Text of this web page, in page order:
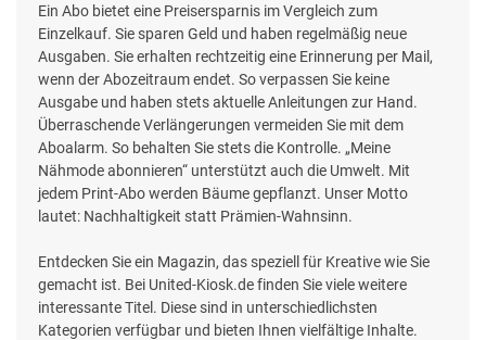
Ein Abo bietet eine Preisersparnis im Vergleich zum
Einzelkauf. Sie sparen Geld und haben regelmäßig neue
Ausgaben. Sie erhalten rechtzeitig eine Erinnerung per Mail,
wenn der Abozeitraum endet. So verpassen Sie keine
Ausgabe und haben stets aktuelle Anleitungen zur Hand.
Überraschende Verlängerungen vermeiden Sie mit dem
Aboalarm. So behalten Sie stets die Kontrolle. „Meine
Nähmode abonnieren“ unterstützt auch die Umwelt. Mit
jedem Print-Abo werden Bäume gepflanzt. Unser Motto
lautet: Nachhaltigkeit statt Prämien-Wahnsinn.
Entdecken Sie ein Magazin, das speziell für Kreative wie Sie
gemacht ist. Bei United-Kiosk.de finden Sie viele weitere
interessante Titel. Diese sind in unterschiedlichsten
Kategorien verfügbar und bieten Ihnen vielfältige Inhalte.